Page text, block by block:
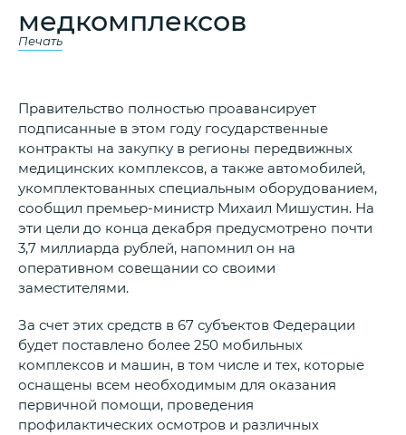
медкомплексов
Печать
Правительство полностью проавансирует
подписанные в этом году государственные
контракты на закупку в регионы передвижных
медицинских комплексов, а также автомобилей,
укомплектованных специальным оборудованием,
сообщил премьер-министр Михаил Мишустин. На
эти цели до конца декабря предусмотрено почти
3,7 миллиарда рублей, напомнил он на
оперативном совещании со своими
заместителями.
За счет этих средств в 67 субъектов Федерации
будет поставлено более 250 мобильных
комплексов и машин, в том числе и тех, которые
оснащены всем необходимым для оказания
первичной помощи, проведения
профилактических осмотров и различных